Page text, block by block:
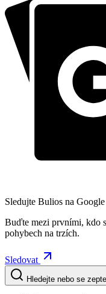
Sledujte Bulios na
Buďte mezi prvními, kdo
pohybech na trzích.
Sledovat
Hledejte nebo se